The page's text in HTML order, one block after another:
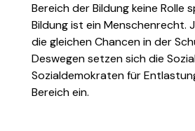
Bereich der Bildung keine Rolle
Bildung ist ein Menschenrecht.
die gleichen Chancen in der
Deswegen setzen sich die
Sozialdemokraten für
Bereich ein.